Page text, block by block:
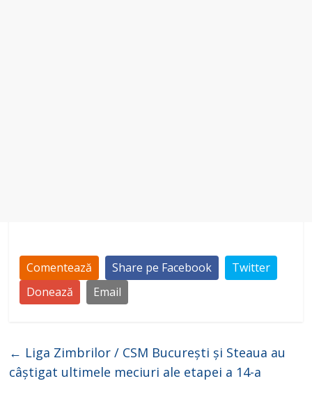
Comentează Share pe Facebook
Twitter
Donează
Email
← Liga Zimbrilor / CSM București și Steaua au
câștigat ultimele meciuri ale etapei a 14-a